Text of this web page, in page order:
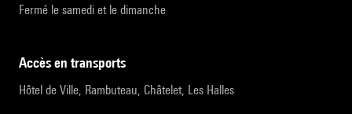
Fermé le samedi et le dimanche
accès en transports
Hôtel de Ville, Rambuteau, Châtelet, Les Halles